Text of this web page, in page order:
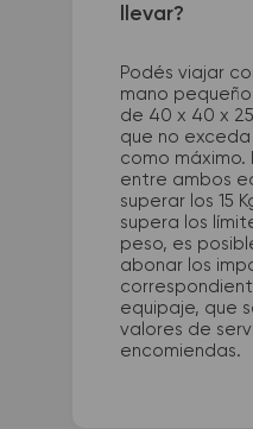
llevar?
Podés viajar
mano
de 40 x 40 x
que no
como máximo.
entre ambos
superar los 15
supera los
peso, es
abonar los
equipaje, que
valores de
encomiendas.